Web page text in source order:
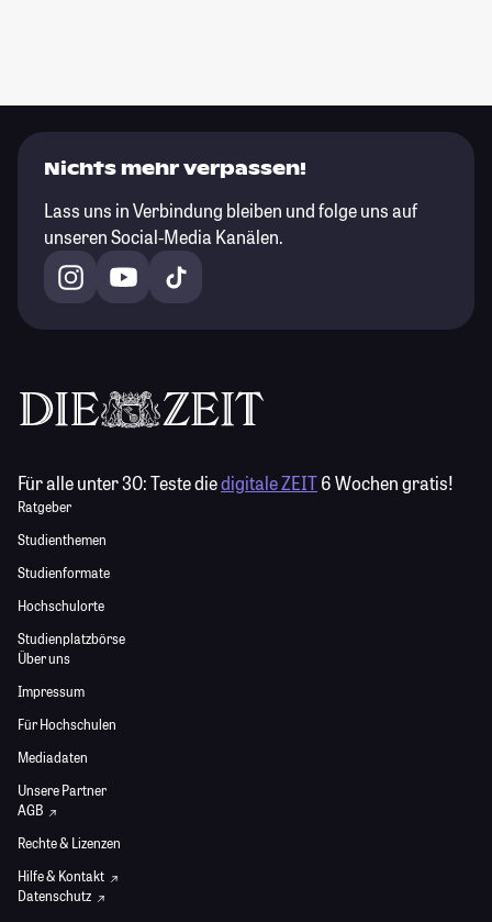
Nichts mehr verpassen!
Lass uns in Verbindung bleiben und folge uns auf
unseren Social-Media Kanälen.
Für alle unter 30:Teste diedigitale ZEIT6 Wochen gratis!
Ratgeber
Studienthemen
Studienformate
Hochschulorte
Studienplatzbörse
Über uns
Impressum
Für Hochschulen
Mediadaten
Unsere Partner
AGB
Rechte & Lizenzen
Hilfe & Kontakt
Datenschutz